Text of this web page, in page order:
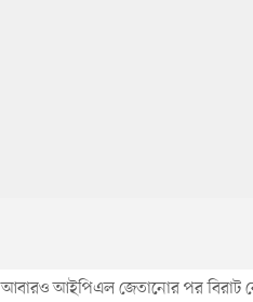
আবারও আইপিএল জেতানোর পর বিরাট